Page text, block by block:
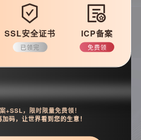
SSL安全证书
已领完
ICP备案
免费领
+SSL，限时限量免费领！
码，让世界看到您的生意！